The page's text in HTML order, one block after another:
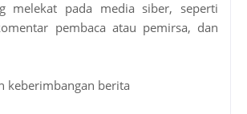
melekat pada media siber, seperti
pembaca atau pemirsa, dan
keberimbangan berita